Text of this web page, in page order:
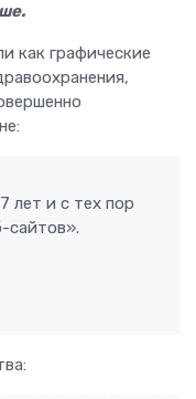
как графические
лет и с тех пор
сайтов».